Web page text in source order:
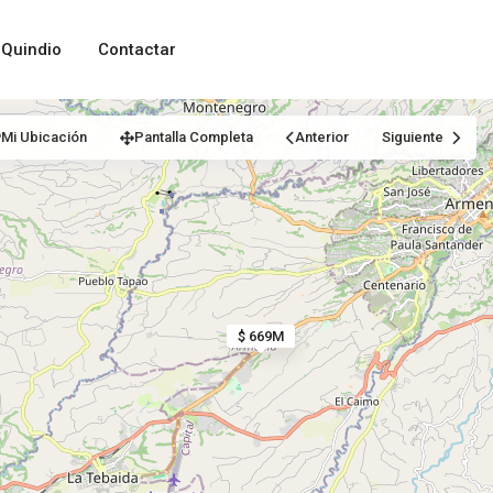
Contactar
$ 669M
Mi Ubicación Pantalla Completa Anterior Siguiente